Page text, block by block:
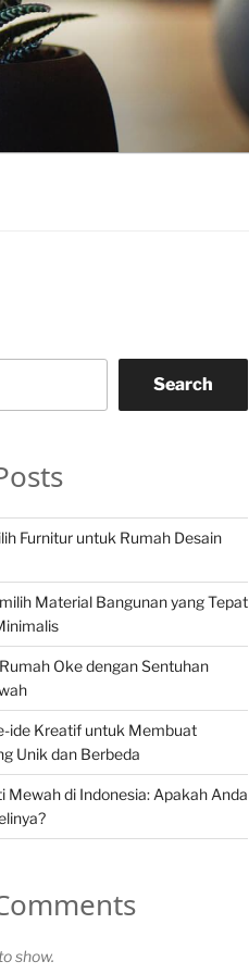
Search
Furnitur untuk Rumah Desain
Material Bangunan yang Tepat
Oke dengan Sentuhan
ide Kreatif untuk Membuat
Unik dan Berbeda
Mewah di Indonesia: Apakah Anda
show.